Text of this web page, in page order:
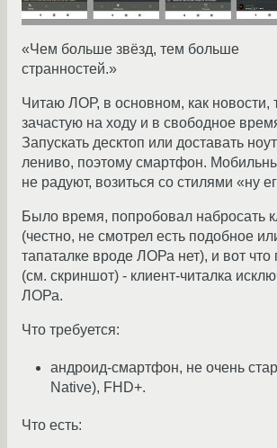
«Чем больше звёзд, тем больше
странностей.»
Читаю ЛОР, в основном, как новости,
зачастую на ходу и в свободное
Запускать десктоп или доставать ноут
лениво, поэтому смартфон.
не радуют, возиться со стилями «ну
Было время, попробовал набросать
(честно, не смотрел есть подобное
тапаталке вроде ЛОРа нет), и вот что
(см. скриншот) - клиент-читалка
ЛОРа.
Что требуется:
андроид-смартфон, не очень
Native), FHD+.
Что есть: